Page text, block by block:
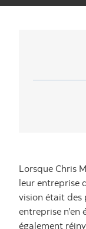
Lorsque Chris
leur entreprise
vision était des
entreprise
également